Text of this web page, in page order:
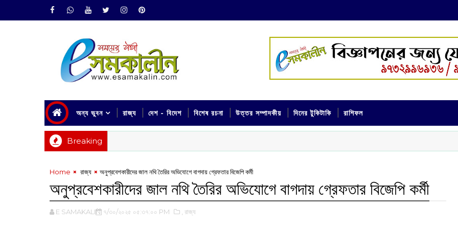
অন্য ভুবন রাজ্য দেশ - বিদেশ বিশেষ রচনা উত্তর সম্পাদকীয় দিনের টুকিটাকি রাশিফল
Breaking
Home ‌ রাজ্য অনুপ্রবেশকারীদের জাল নথি তৈরির অভিযোগে বাগদায় গ্রেফতার বিজেপি কর্মী
অনুপ্রবেশকারীদের জাল নথি তৈরির অভিযোগে বাগদায় গ্রেফতার বিজেপি কর্মী
E SAMAKALIN ৭/৩০/২০২৫ ০৫:৩৭:০০ PM ,‌ রাজ্য